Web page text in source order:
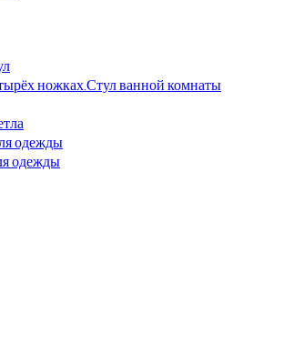
ножках.Стул ванной комнаты
одежды
одежды